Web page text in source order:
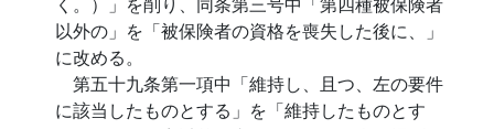
以外の」を「被保険者の資格を喪失した後に、」
に改める。
第五十九条第一項中「維持し、且つ、左の要件
に該当したものとする」を「維持したものとす